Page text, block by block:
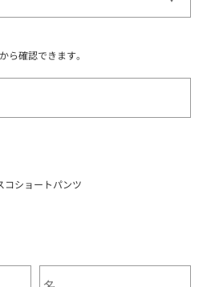
ら確認できます。
コショートパンツ